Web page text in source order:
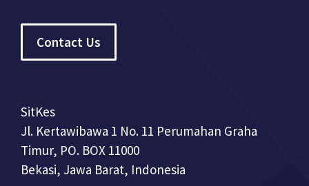
Contact Us
SitKes
Jl. Kertawibawa 1 No. 11 Perumahan Graha
Timur, PO. BOX 11000
Bekasi, Jawa Barat, Indonesia